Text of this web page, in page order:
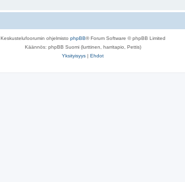
Keskustelufoorumin ohjelmisto phpBB® Forum Software © phpBB Limited
Käännös: phpBB Suomi (lurttinen, harritapio, Pettis)
Yksityisyys | Ehdot